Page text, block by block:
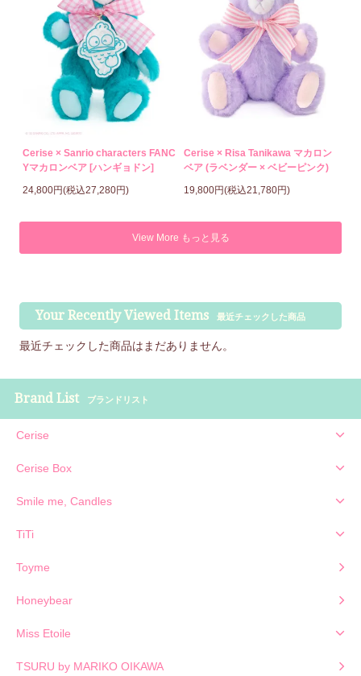
Cerise × Sanrio characters FANC
Yマカロンベア [ハンギョドン]
24,800円(税込27,280円)
Cerise × Risa Tanikawa マカロン
ベア (ラベンダー × ベビーピンク)
19,800円(税込21,780円)
View More もっと見る
Your Recently Viewed Items 最近チェックした商品
最近チェックした商品はまだありません。
Brand List ブランドリスト
Cerise
Cerise Box
Smile me, Candles
TiTi
Toyme
Honeybear
Miss Etoile
TSURU by MARIKO OIKAWA